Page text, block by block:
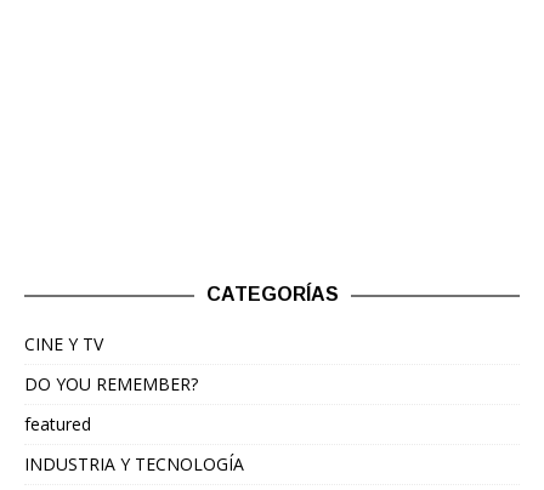
CATEGORÍAS
CINE Y TV
DO YOU REMEMBER?
featured
INDUSTRIA Y TECNOLOGÍA